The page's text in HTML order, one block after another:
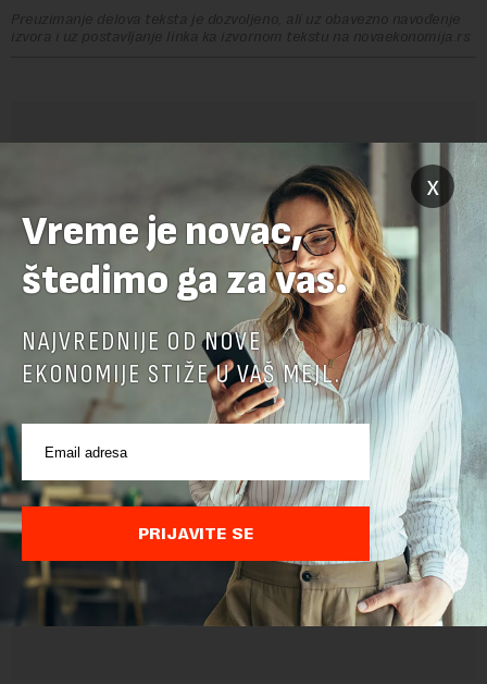
Preuzimanje delova teksta je dozvoljeno, ali uz obavezno navođenje
izvora i uz postavljanje linka ka izvornom tekstu na novaekonomija.rs
OSTAVITE ODGOVOR
Pre slanja komentara, molimo vas da se upoznate sa
pravilima komentarisanja i pravilima korišćenja sajta.
Google Politika
PrivatnostiiGoogle Uslovi Korišćenjasu primenjeni.
x
Vreme je novac,
štedimo ga za vas.
NAJVREDNIJE OD NOVE
EKONOMIJE STIŽE U VAŠ MEJL.
PRIJAVITE SE